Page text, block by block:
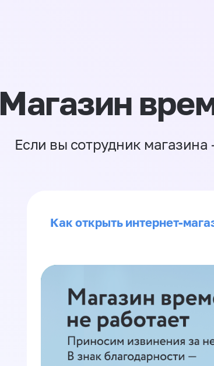
Магазин
Если вы сотрудник магазина
Как открыть интернет-